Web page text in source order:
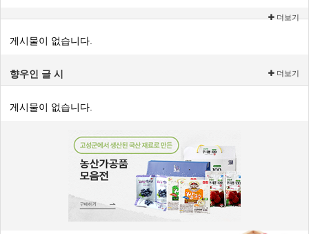
게시물이 없습니다.
더보기
향우인 글 시
게시물이 없습니다.
더보기